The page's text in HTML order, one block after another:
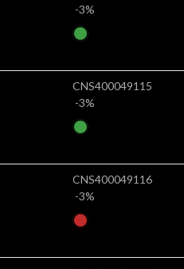
-3%
CNS400049115
-3%
CNS400049116
-3%